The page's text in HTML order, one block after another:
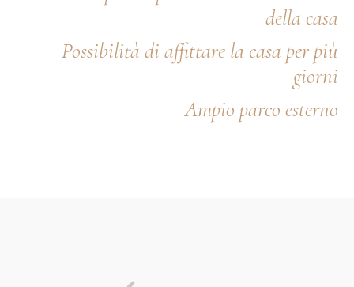
della casa
Possibilità di affittare la casa per più
giorni
Ampio parco esterno